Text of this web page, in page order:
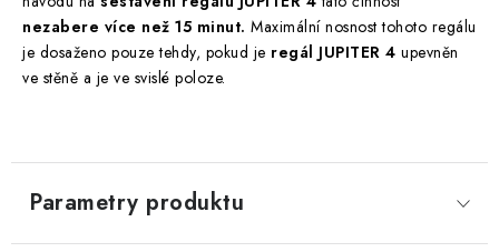
nezabere více než 15 minut. Maximální nosnost tohoto regálu
je dosaženo pouze tehdy, pokud je regál JUPITER 4 upevněn
ve stěně a je ve svislé poloze.
Parametry produktu